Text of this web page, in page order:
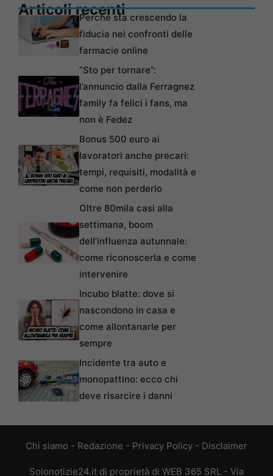
Articoli recentiPerché sta crescendo la
fiducia nei confronti delle
farmacie online
“Sto per tornare”:
l’annuncio dalla Ferragnez
family fa felici i fans, ma
non è Fedez
Bonus 500 euro ai
lavoratori anche precari:
tempi, requisiti, modalità e
come non perderlo
Oltre 80mila casi alla
settimana, boom
dell’influenza autunnale:
come riconoscerla e come
intervenire
Incubo blatte: dove si
nascondono in casa e
come allontanarle per
sempre
Incidente tra auto e
monopattino: ecco chi
deve risarcire i danni
Chi siamo - Redazione - Privacy Policy - Disclaimer
Solonotizie24.it di proprietà di WEB 365 SRL - Via